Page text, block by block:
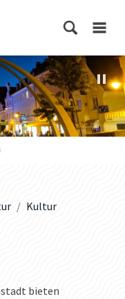
Kultur
bieten